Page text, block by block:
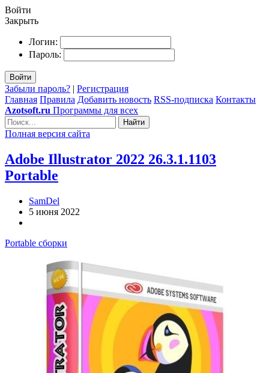
Войти
Закрыть
Логин:
Пароль:
Войти
Забыли пароль? | Регистрация
Главная Правила Добавить новость RSS-подписка Контакты
Azotsoft.ru Программы для всех
Найти
Полная версия сайта
Adobe Illustrator 2022 26.3.1.1103
Portable
SamDel
5 июня 2022
Portable сборки